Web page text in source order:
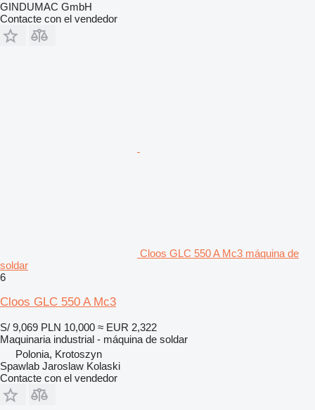
GINDUMAC GmbH
Contacte con el vendedor
Cloos GLC 550 A Mc3 máquina de
soldar
6
Cloos GLC 550 A Mc3
S/ 9,069 PLN 10,000 ≈ EUR 2,322
Maquinaria industrial - máquina de soldar
Polonia, Krotoszyn
Spawlab Jaroslaw Kolaski
Contacte con el vendedor